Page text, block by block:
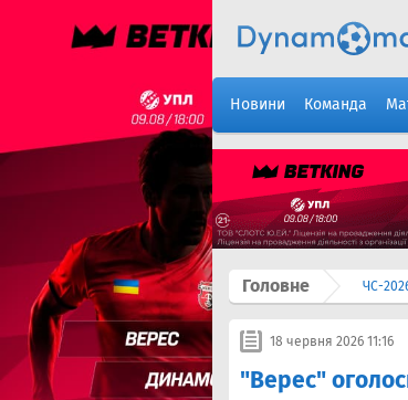
Новини Команда
Головне ЧС-
18 червня 2026 11:16
"Верес"